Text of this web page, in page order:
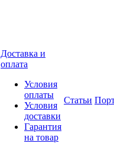
Доставка и
оплата
Условия
оплаты
Условия
доставки
Гарантия
на товар
Статьи